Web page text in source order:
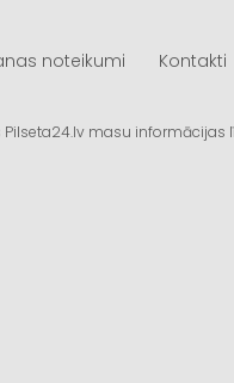
noteikumi Kontakti
masu